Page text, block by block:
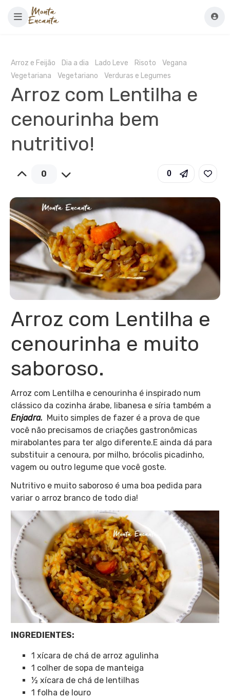
Arroz e Feijão Dia a dia Lado Leve Risoto
Vegana
Vegetariana
Vegetariano Verduras e Legumes
Arroz com Lentilha e
cenourinha bem
nutritivo!
0 0
Arroz com Lentilha e
cenourinha e muito
saboroso.
Arroz com Lentilha e cenourinha é inspirado num
clássico da cozinha árabe, libanesa e síria também a
Enjadra. Muito simples de fazer é a prova de que
você não precisamos de criações gastronômicas
mirabolantes para ter algo diferente.E ainda dá para
substituir a cenoura, por milho, brócolis picadinho,
vagem ou outro legume que você goste.
Nutritivo e muito saboroso é uma boa pedida para
variar o arroz branco de todo dia!
INGREDIENTES:
1 xícara de chá de arroz agulinha
1 colher de sopa de manteiga
½ xícara de chá de lentilhas
1 folha de louro